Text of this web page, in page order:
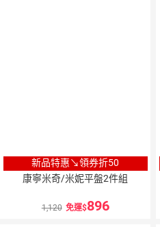
新品特惠↘領券折50
康寧米奇/米妮平盤2件組
1,120 免運 896